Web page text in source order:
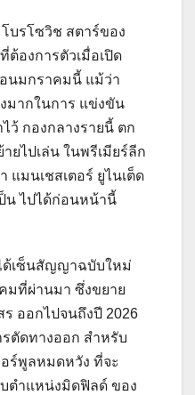
โบรโซวิช สตาร์ของ
ต้องการตัวเมื่อเปิด
นมกราคมนี้ แม้ว่า
มากในการ แข่งขัน
ว้ กองกลางรายนี้ ตก
ยไปเล่น ในพรีเมียร์ลีก
แมนเชสเตอร์ ยูไนเต็ด
น ไปได้ก่อนหน้านี้
ด้เซ็นสัญญาฉบับใหม่
มที่ผ่านมา ซึ่งขยาย
ร ออกไปจนถึงปี 2026
ตัดทางออก สําหรับ
อร์พูลหมดหวัง ที่จะ
ตําแหน่งมิดฟิลด์ ของ